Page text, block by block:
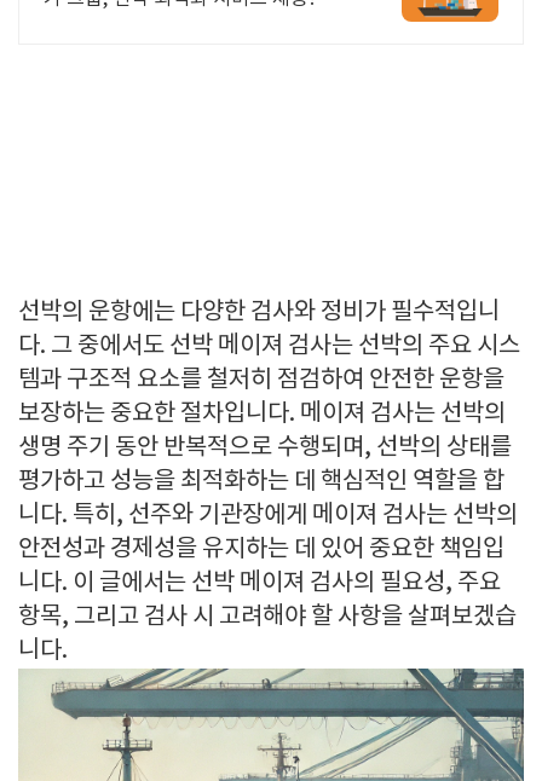
선박의 운항에는 다양한 검사와 정비가 필수적입니
다. 그 중에서도 선박 메이져 검사는 선박의 주요 시스
템과 구조적 요소를 철저히 점검하여 안전한 운항을
보장하는 중요한 절차입니다. 메이져 검사는 선박의
생명 주기 동안 반복적으로 수행되며, 선박의 상태를
평가하고 성능을 최적화하는 데 핵심적인 역할을 합
니다. 특히, 선주와 기관장에게 메이져 검사는 선박의
안전성과 경제성을 유지하는 데 있어 중요한 책임입
니다. 이 글에서는 선박 메이져 검사의 필요성, 주요
항목, 그리고 검사 시 고려해야 할 사항을 살펴보겠습
니다.